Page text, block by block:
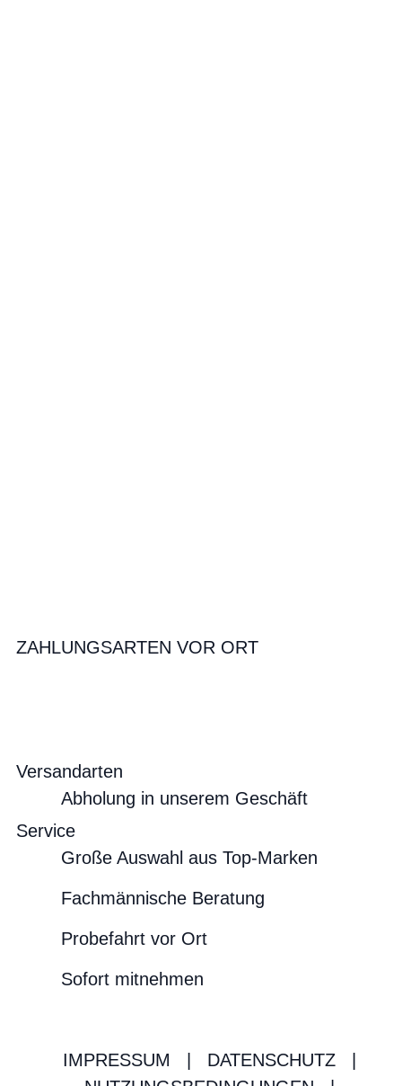
ZAHLUNGSARTEN VOR ORT
Versandarten
Abholung in unserem Geschäft
Service
Große Auswahl aus Top-Marken
Fachmännische Beratung
Probefahrt vor Ort
Sofort mitnehmen
IMPRESSUM DATENSCHUTZ